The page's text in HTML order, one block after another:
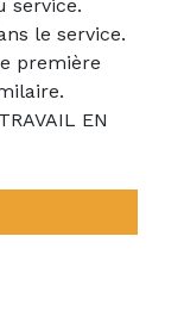
comme en
service.
le service.
première
EN